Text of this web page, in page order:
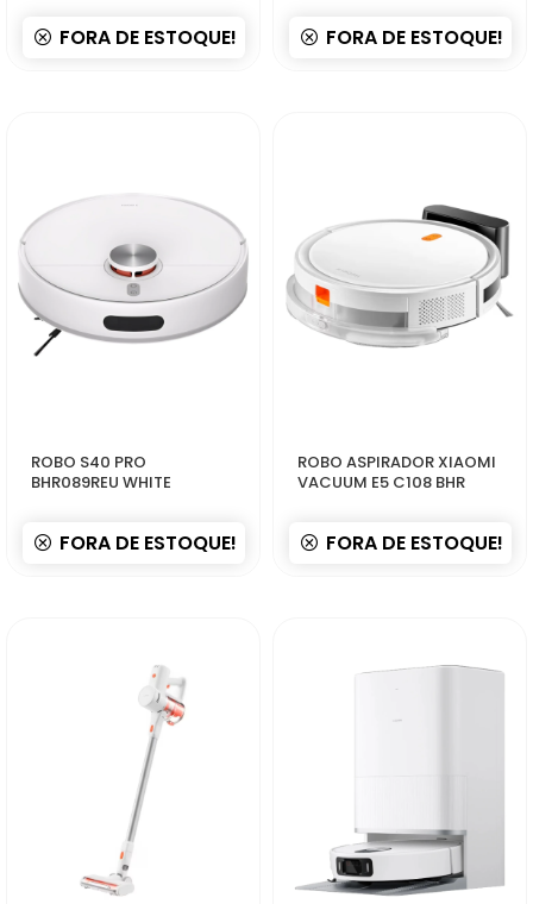
FORA DE ESTOQUE! FORA DE ESTOQUE!
ROBO S40 PRO
BHR089REU WHITE
FORA DE ESTOQUE!
ROBO ASPIRADOR XIAOMI
VACUUM E5 C108 BHR
FORA DE ESTOQUE!